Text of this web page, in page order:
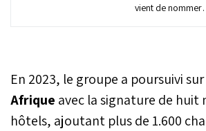
vient de nommer
son expertise
et sa passion
service du
En 2023, le groupe a poursuivi
Afrique avec la signature de huit
hôtels, ajoutant plus de 1.600